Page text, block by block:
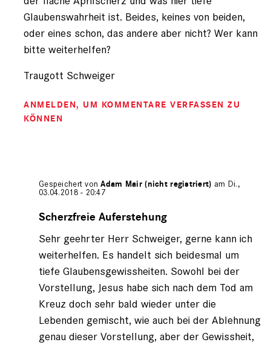
Glaubenswahrheit ist. Beides, keines von beiden,
oder eines schon, das andere aber nicht? Wer kann
bitte weiterhelfen?
Traugott Schweiger
ANMELDEN, UM KOMMENTARE VERFASSEN ZU
KÖNNEN
Gespeichert vonAdam Mair (nicht registriert) am Di.,
03.04.2018 - 20:47
auf
Traugott
Schweiger
registriert)
Scherzfreie Auferstehung
Sehr geehrter Herr Schweiger, gerne kann ich
weiterhelfen. Es handelt sich beidesmal um
tiefe Glaubensgewissheiten. Sowohl bei der
Vorstellung, Jesus habe sich nach dem Tod am
Kreuz doch sehr bald wieder unter die
Lebenden gemischt, wie auch bei der Ablehnung
genau dieser Vorstellung, aber der Gewissheit,